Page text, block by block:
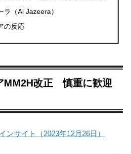
（Al Jazeera）
の反応
改正 慎重に歓迎
ンサイト（2023年12月26日）